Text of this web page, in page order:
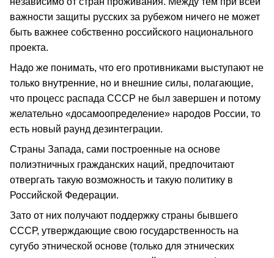
важности защиты русских за рубежом ничего не может
быть важнее собственно российского национального
проекта.
Надо же понимать, что его противниками выступают не
только внутренние, но и внешние силы, полагающие,
что процесс распада СССР не был завершен и потому
желательно «досамоопределение» народов России, то
есть новый раунд дезинтеграции.
Страны Запада, сами построенные на основе
полиэтничных гражданских наций, предпочитают
отвергать такую возможность и такую политику в
Российской Федерации.
Зато от них получают поддержку страны бывшего
СССР, утверждающие свою государственность на
сугубо этнической основе (только для этнических